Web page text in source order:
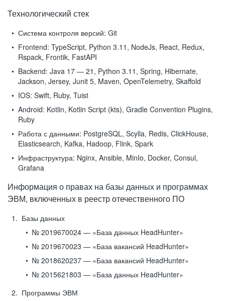
Технологический стек
Система контроля версий: Git
Frontend: TypeScript, Python 3.11, NodeJs, React, Redux,
Rspack, Frontik, FastAPI
Backend: Java 17 — 21, Python 3.11, Spring, Hibernate,
Jackson, Jersey, Junit 5, Maven, OpenTelemetry, Skaffold
IOS: Swift, Ruby, Tuist
Android: Kotlin, Kotlin Script (kts), Gradle Convention Plugins,
Ruby
Работа с данными: PostgreSQL, Scylla, Redis, ClickHouse,
Elasticsearch, Kafka, Hadoop, Flink, Spark
Инфраструктура: Nginx, Ansible, MinIo, Docker, Consul,
Grafana
Информация о правах на базы данных и программах
ЭВМ, включенных в реестр отечественного ПО
Базы данных
№ 2019670024 — «База данных HeadHunter»
№ 2019670023 — «База вакансий HeadHunter»
№ 2018620237 — «База вакансий HeadHunter»
№ 2015621803 — «База данных HeadHunter»
Программы ЭВМ